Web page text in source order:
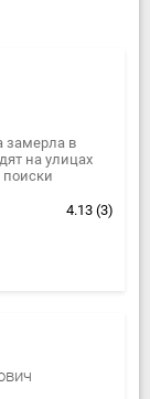
замерла в
на улицах
поиски
тайных...
4.13 (3)